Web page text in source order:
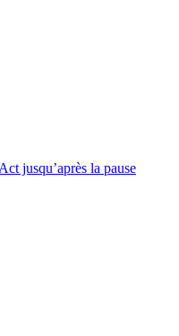
jusqu’après la pause